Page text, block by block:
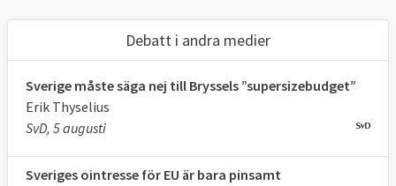
Debatt i andra medier
Sverige måste säga nej till Bryssels ”supersizebudget”
Erik Thyselius
SvD, 5 augusti
Sveriges ointresse för EU är bara pinsamt